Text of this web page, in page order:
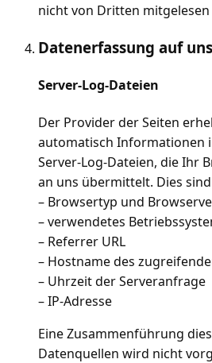
nicht von Dritten
Datenerfassung auf
Server-Log-Dateien
Der Provider der Seiten
automatisch Informationen
Server-Log-Dateien, die Ihr
an uns übermittelt. Dies
– Browsertyp und
– verwendetes
– Referrer URL
– Hostname des
– Uhrzeit der Serveranfrage
– IP-Adresse
Eine Zusammenführung
Datenquellen wird nicht